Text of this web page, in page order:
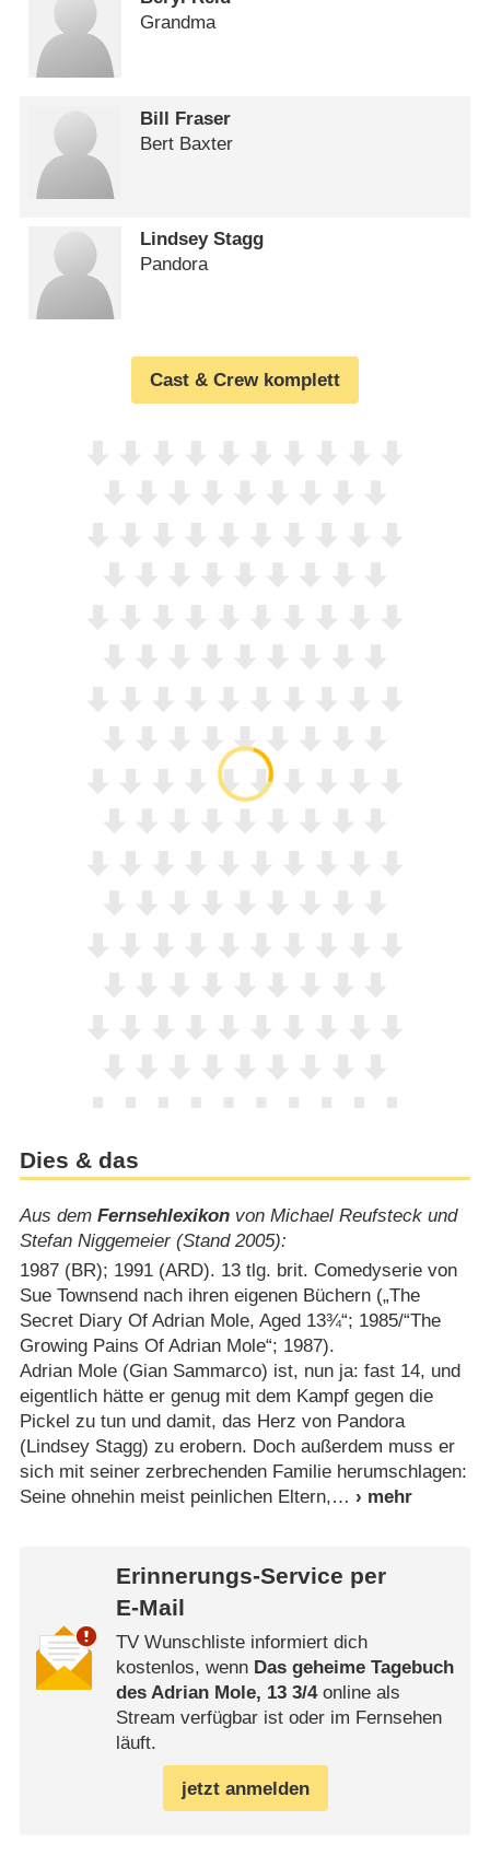
Grandma
Bill Fraser
Bert Baxter
Lindsey Stagg
Pandora
Cast & Crew komplett
Dies & das
Aus dem Fernsehlexikonvon Michael Reufsteck und
Stefan Niggemeier (Stand 2005):
1987 (BR); 1991 (ARD). 13 tlg. brit. Comedyserie von
Sue Townsend nach ihren eigenen Büchern („The
Secret Diary Of Adrian Mole, Aged 13¾“; 1985/​“The
Growing Pains Of Adrian Mole“; 1987).
Adrian Mole (Gian Sammarco) ist, nun ja: fast 14, und
eigentlich hätte er genug mit dem Kampf gegen die
Pickel zu tun und damit, das Herz von Pandora
(Lindsey Stagg) zu erobern. Doch außerdem muss er
sich mit seiner zerbrechenden Familie herumschlagen:
Seine ohnehin meist peinlichen Eltern,
Erinnerungs-Service per
E-Mail
TV Wunschliste informiert dich
kostenlos, wenn Das geheime Tagebuch
des Adrian Mole, 13 3/​4online als
Stream verfügbar ist oder im Fernsehen
läuft.
jetzt anmelden